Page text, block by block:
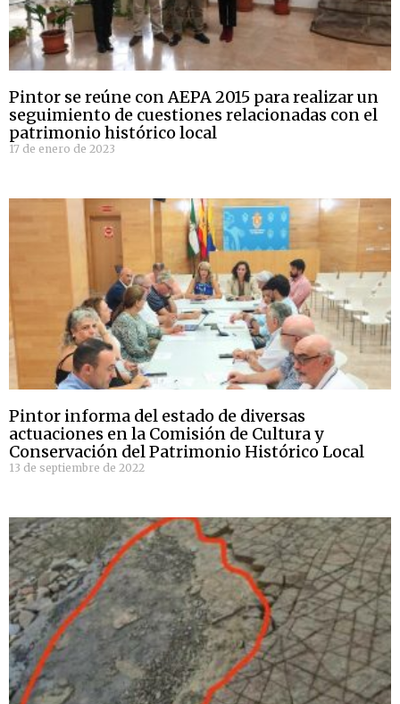
Pintor se reúne con AEPA 2015 para realizar un
seguimiento de cuestiones relacionadas con el
patrimonio histórico local
17 de enero de 2023
Pintor informa del estado de diversas
actuaciones en la Comisión de Cultura y
Conservación del Patrimonio Histórico Local
13 de septiembre de 2022